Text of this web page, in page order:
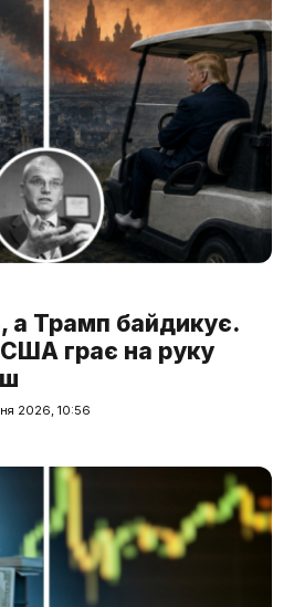
а Трамп байдикує.
США грає на руку
2026, 10:56